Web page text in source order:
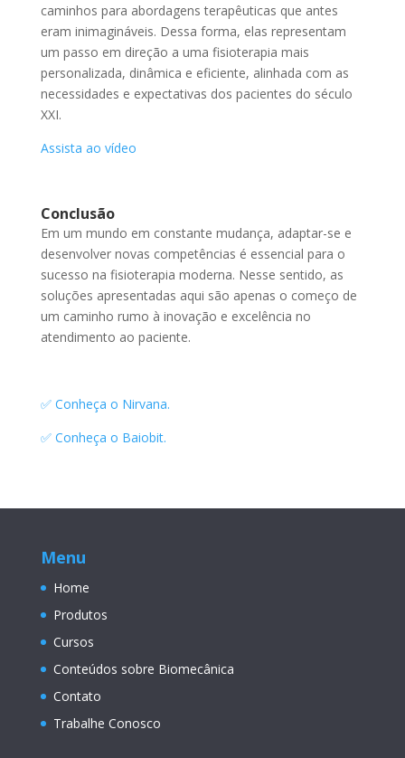
caminhos para abordagens terapêuticas que antes
eram inimagináveis. Dessa forma, elas representam
um passo em direção a uma fisioterapia mais
personalizada, dinâmica e eficiente, alinhada com as
necessidades e expectativas dos pacientes do século
XXI.
Assista ao vídeo
Conclusão
Em um mundo em constante mudança, adaptar-se e
desenvolver novas competências é essencial para o
sucesso na fisioterapia moderna. Nesse sentido, as
soluções apresentadas aqui são apenas o começo de
um caminho rumo à inovação e excelência no
atendimento ao paciente.
✅ Conheça o Nirvana.
✅ Conheça o Baiobit.
Menu
Home
Produtos
Cursos
Conteúdos sobre Biomecânica
Contato
Trabalhe Conosco